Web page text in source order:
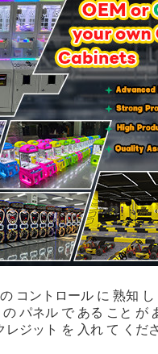
コントロール に 熟知
パネル で ある こと が
ジット を 入れ て くだ